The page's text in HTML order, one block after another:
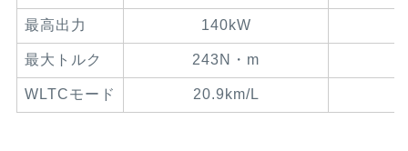
最高出力 140kW
最大トルク 243N・m
WLTCモード 20.9km/L